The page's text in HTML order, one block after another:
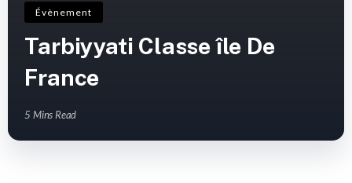
Évènement
Tarbiyyati Classe île De
France
5 Mins Read